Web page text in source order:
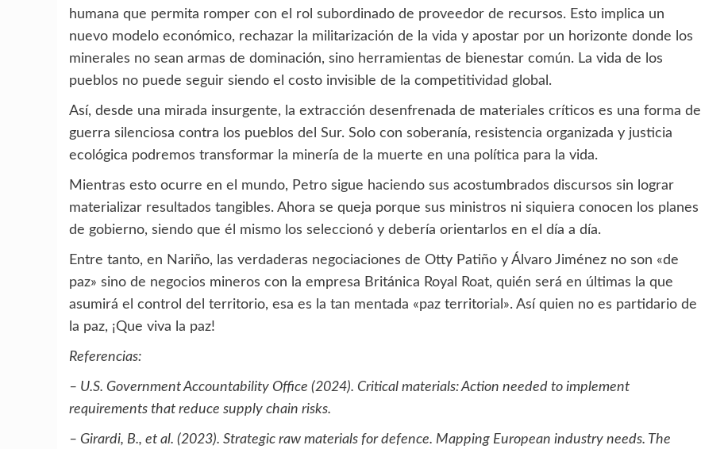
humana que permita romper con el rol subordinado de proveedor de recursos. Esto implica un
nuevo modelo económico, rechazar la militarización de la vida y apostar por un horizonte donde los
minerales no sean armas de dominación, sino herramientas de bienestar común. La vida de los
pueblos no puede seguir siendo el costo invisible de la competitividad global.
Así, desde una mirada insurgente, la extracción desenfrenada de materiales críticos es una forma de
guerra silenciosa contra los pueblos del Sur. Solo con soberanía, resistencia organizada y justicia
ecológica podremos transformar la minería de la muerte en una política para la vida.
Mientras esto ocurre en el mundo, Petro sigue haciendo sus acostumbrados discursos sin lograr
materializar resultados tangibles. Ahora se queja porque sus ministros ni siquiera conocen los planes
de gobierno, siendo que él mismo los seleccionó y debería orientarlos en el día a día.
Entre tanto, en Nariño, las verdaderas negociaciones de Otty Patiño y Álvaro Jiménez no son «de
paz» sino de negocios mineros con la empresa Británica Royal Roat, quién será en últimas la que
asumirá el control del territorio, esa es la tan mentada «paz territorial». Así quien no es partidario de
la paz, ¡Que viva la paz!
Referencias:
– U.S. Government Accountability Office (2024). Critical materials: Action needed to implement
requirements that reduce supply chain risks.
– Girardi, B., et al. (2023). Strategic raw materials for defence. Mapping European industry needs. The